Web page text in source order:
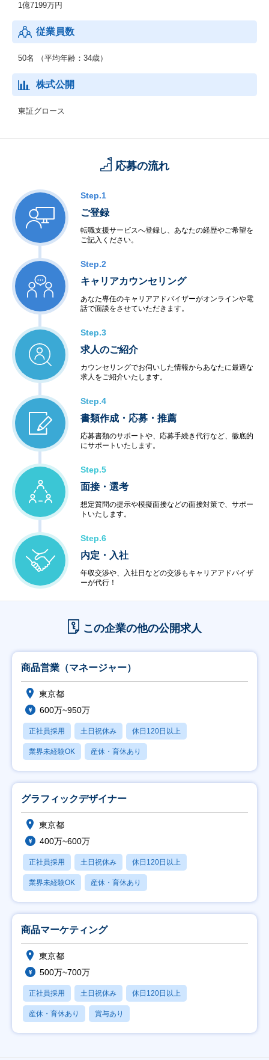
1億7199万円
従業員数
50名 （平均年齢：34歳）
株式公開
東証グロース
応募の流れ
Step.1
ご登録
転職支援サービスへ登録し、あなたの経歴やご希望を
ご記入ください。
Step.2
キャリアカウンセリング
あなた専任のキャリアアドバイザーがオンラインや電
話で面談をさせていただきます。
Step.3
求人のご紹介
カウンセリングでお伺いした情報からあなたに最適な
求人をご紹介いたします。
Step.4
書類作成・応募・推薦
応募書類のサポートや、応募手続き代行など、徹底的
にサポートいたします。
Step.5
面接・選考
想定質問の提示や模擬面接などの面接対策で、サポー
トいたします。
Step.6
内定・入社
年収交渉や、入社日などの交渉もキャリアアドバイザ
ーが代行！
この企業の他の公開求人
商品営業（マネージャー）
東京都
600万~950万
正社員採用 土日祝休み 休日120日以上
業界未経験OK 産休・育休あり
グラフィックデザイナー
東京都
400万~600万
正社員採用 土日祝休み 休日120日以上
業界未経験OK 産休・育休あり
商品マーケティング
東京都
500万~700万
正社員採用 土日祝休み 休日120日以上
産休・育休あり 賞与あり